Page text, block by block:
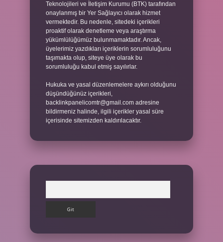
Teknolojileri ve İletişim Kurumu (BTK) tarafından
onaylanmış bir Yer Sağlayıcı olarak hizmet
vermektedir. Bu nedenle, sitedeki içerikleri
proaktif olarak denetleme veya araştırma
yükümlülüğümüz bulunmamaktadır. Ancak,
üyelerimiz yazdıkları içeriklerin sorumluluğunu
taşımakta olup, siteye üye olarak bu
sorumluluğu kabul etmiş sayılırlar.
Hukuka ve yasal düzenlemelere aykırı olduğunu
düşündüğünüz içerikleri,
backlinkpanelicomtr@gmail.com adresine
bildirmeniz halinde, ilgili içerikler yasal süre
içerisinde sitemizden kaldırılacaktır.